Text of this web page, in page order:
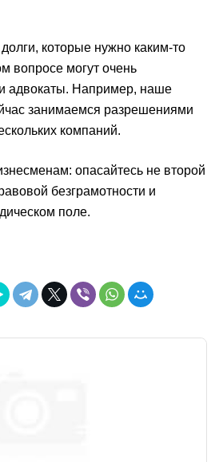
которые нужно каким-то
вопросе могут очень
адвокаты. Например, наше
занимаемся разрешениями
компаний.
опасайтесь не второй
безграмотности и
поле.